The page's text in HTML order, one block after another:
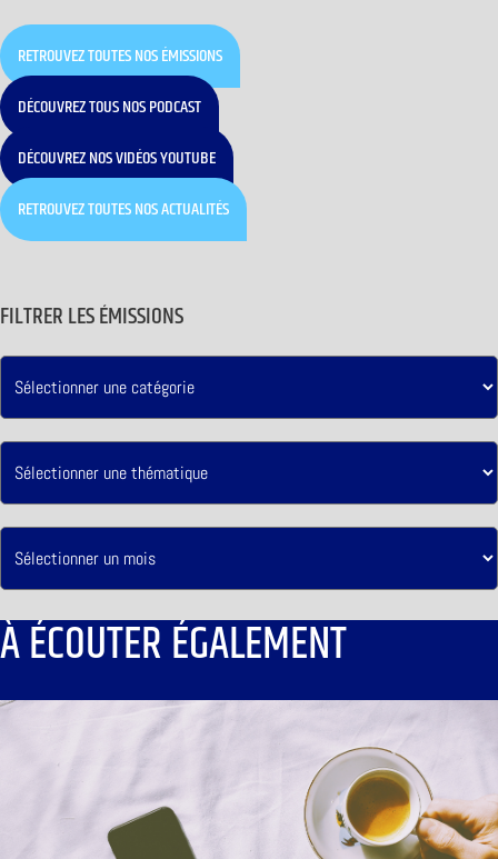
RETROUVEZ TOUTES NOS ÉMISSIONS
DÉCOUVREZ TOUS NOS PODCAST
DÉCOUVREZ NOS VIDÉOS YOUTUBE
RETROUVEZ TOUTES NOS ACTUALITÉS
FILTRER LES ÉMISSIONS
À ÉCOUTER ÉGALEMENT